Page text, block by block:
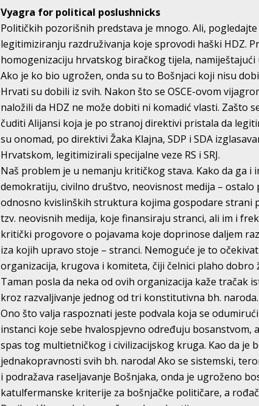
Vyagra for political poslushnicks
Političkih pozorišnih predstava je mnogo. Ali,
legitimiziranju razdruživanja koje sprovodi haški HDZ.
homogenizaciju hrvatskog biračkog tijela,
Ako je ko bio ugrožen, onda su to Bošnjaci koji nisu
Hrvati su dobili iz svih. Nakon što se OSCE-ovom
naložili da HDZ ne može dobiti ni komadić vlasti. Zašto
čuditi Alijansi koja je po stranoj direktivi pristala da
su onomad, po direktivi Žaka Klajna, SDP i SDA
Hrvatskom, legitimizirali specijalne veze RS i SRJ.
Naš problem je u nemanju kritičkog stava. Kako da ga i
demokratiju, civilno društvo, neovisnost medija –
odnosno kvislinških struktura kojima gospodare strani
tzv. neovisnih medija, koje finansiraju stranci, ali im i
kritički progovore o pojavama koje doprinose daljem
iza kojih upravo stoje – stranci. Nemoguće je to
organizacija, krugova i komiteta, čiji čelnici plaho dobro
Taman posla da neka od ovih organizacija kaže tračak
kroz razvaljivanje jednog od tri konstitutivna bh.
Ono što valja raspoznati jeste podvala koja se
instanci koje sebe hvalospjevno određuju bosanstvom,
spas tog multietničkog i civilizacijskog kruga. Kao da je
jednakopravnosti svih bh. naroda! Ako se sistemski,
i podražava raseljavanje Bošnjaka, onda je ugroženo
katulfermanske kriterije za bošnjačke političare, a